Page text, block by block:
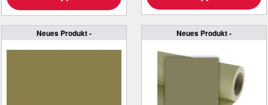
Neues Produkt - Neues Produkt -